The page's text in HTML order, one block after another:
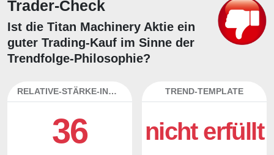
Trader-Check
Ist die Titan Machinery Aktie ein
guter Trading-Kauf im Sinne der
Trendfolge-Philosophie?
RELATIVE-STÄRKE-INDEX
36
TREND-TEMPLATE
nicht erfüllt